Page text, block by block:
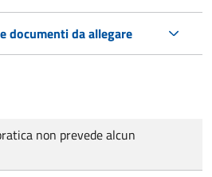
documenti da allegare
non prevede alcun